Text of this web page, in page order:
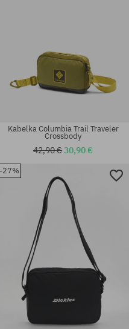
univerzálna veľkosť
Kabelka Columbia Trail Traveler
Crossbody
42,90 €30,90 €
-27%